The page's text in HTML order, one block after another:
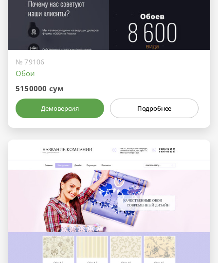
№ 79106
Обои
5150000 сум
Демоверсия Подробнее